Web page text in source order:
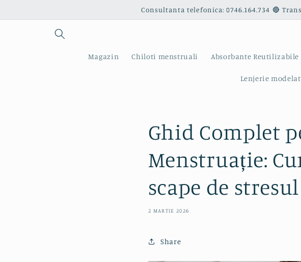
Consultanta telefonica: 0746.164.734 🔴
Magazin Chiloti menstruali Absorbante Reutilizabile
Lenjerie
Ghid Complet
Menstruație:
scape de
2 MARTIE 2026
Share